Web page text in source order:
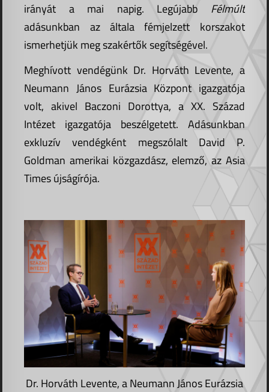
irányát a mai napig. Legújabb Félmúlt
adásunkban az általa fémjelzett korszakot
ismerhetjük meg szakértők segítségével.
Meghívott vendégünk Dr. Horváth Levente, a
Neumann János Eurázsia Központ igazgatója
volt, akivel Baczoni Dorottya, a XX. Század
Intézet igazgatója beszélgetett. Adásunkban
exkluzív vendégként megszólalt David P.
Goldman amerikai közgazdász, elemző, az Asia
Times újságírója.
Dr. Horváth Levente, a Neumann János Eurázsia